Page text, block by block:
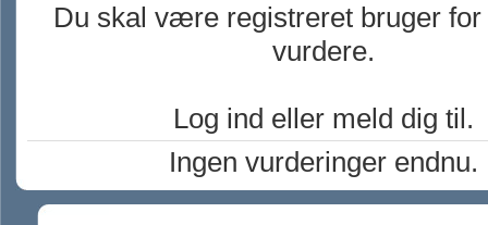
Du skal være registreret bruger for
vurdere.
Log ind eller meld dig til.
Ingen vurderinger endnu.